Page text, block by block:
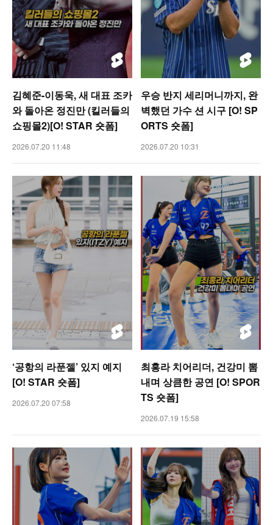
김혜준-이동욱, 새 대표 조카
와 돌아온 정진만 (킬러들의
쇼핑몰2)[O! STAR 숏폼]
2026.07.20 11:48
우승 반지 세리머니까지, 완
벽했던 가수 션 시구 [O! SP
ORTS 숏폼]
2026.07.20 10:31
‘공항의 라푼젤’ 있지 예지
[O! STAR 숏폼]
2026.07.20 07:58
최홍라 치어리더, 건강미 뽐
내며 상큼한 공연 [O! SPOR
TS 숏폼]
2026.07.19 15:58